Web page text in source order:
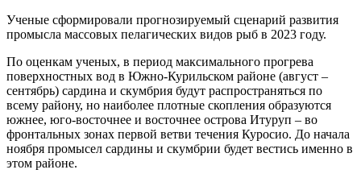
Ученые сформировали прогнозируемый сценарий развития
промысла массовых пелагических видов рыб в 2023 году.
По оценкам ученых, в период максимального прогрева
поверхностных вод в Южно-Курильском районе (август –
сентябрь) сардина и скумбрия будут распространяться по
всему району, но наиболее плотные скопления образуются
южнее, юго-восточнее и восточнее острова Итуруп ‒ во
фронтальных зонах первой ветви течения Куросио. До начала
ноября промысел сардины и скумбрии будет вестись именно в
этом районе.